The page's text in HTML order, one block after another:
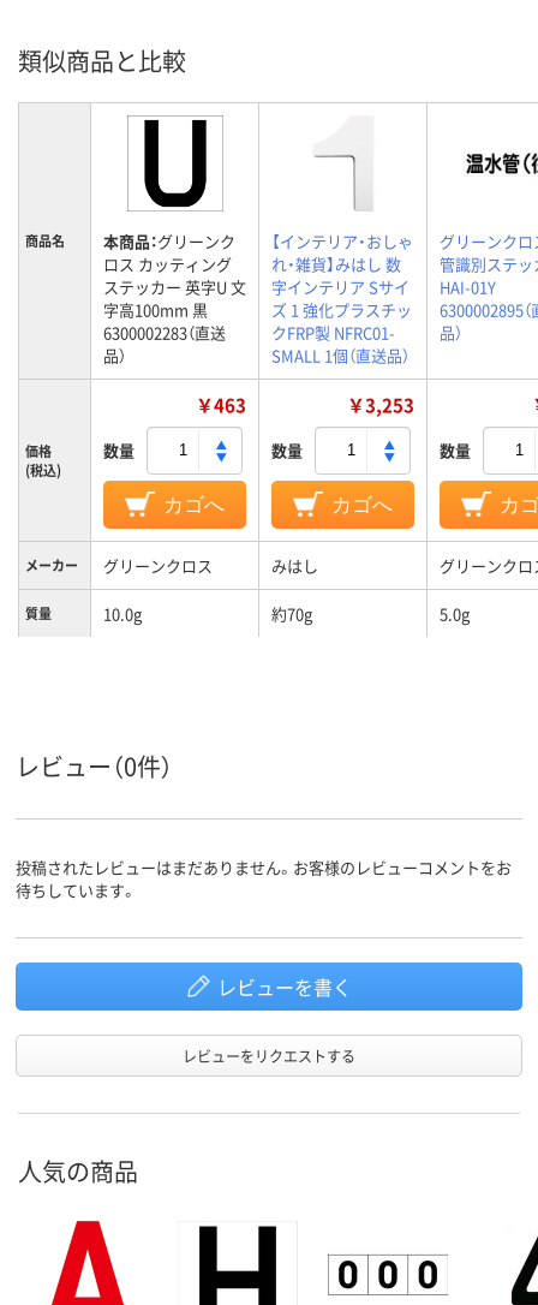
類似商品と比較
商品名 本商品：グリーンク
ロス カッティング
ステッカー 英字U 文
字高100mm 黒
6300002283（直送
品）
【インテリア・おしゃ
れ・雑貨】みはし 数
字インテリア Sサイ
ズ 1 強化プラスチッ
クFRP製 NFRC01-
SMALL 1個（直送品）
グリーンクロ
管識別ステッ
HAI-01Y
6300002895（
品）
価格
(税込)
￥463
数量
カゴへ
￥3,253
数量
カゴへ
数量
カ
メーカー グリーンクロス みはし グリーンクロ
質量 10.0g 約70g 5.0g
レビュー（0件）
投稿されたレビューはまだありません。お客様のレビューコメントをお
待ちしています。
レビューを書く
レビューをリクエストする
人気の商品